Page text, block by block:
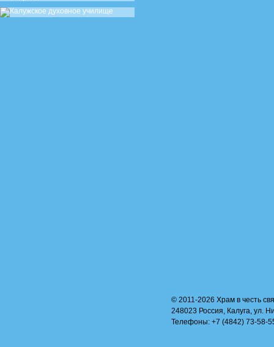
© 2011-2026 Храм в честь
248023 Россия, Калуга, ул.
Телефоны: +7 (4842) 73-58-